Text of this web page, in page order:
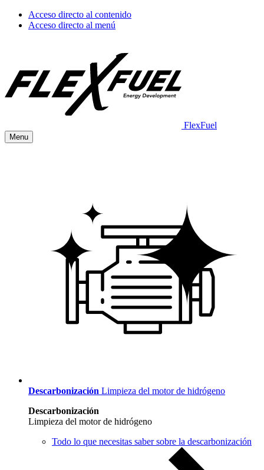
Acceso directo al contenido
Acceso directo al menú
FlexFuel
Menu
Descarbonización Limpieza del motor de hidrógeno
Descarbonización
Limpieza del motor de hidrógeno
Todo lo que necesitas saber sobre la descarbonización